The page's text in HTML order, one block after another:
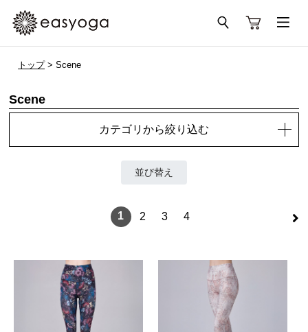
トップ> Scene
Scene
カテゴリから絞り込む
並び替え
>
1 2 3 4